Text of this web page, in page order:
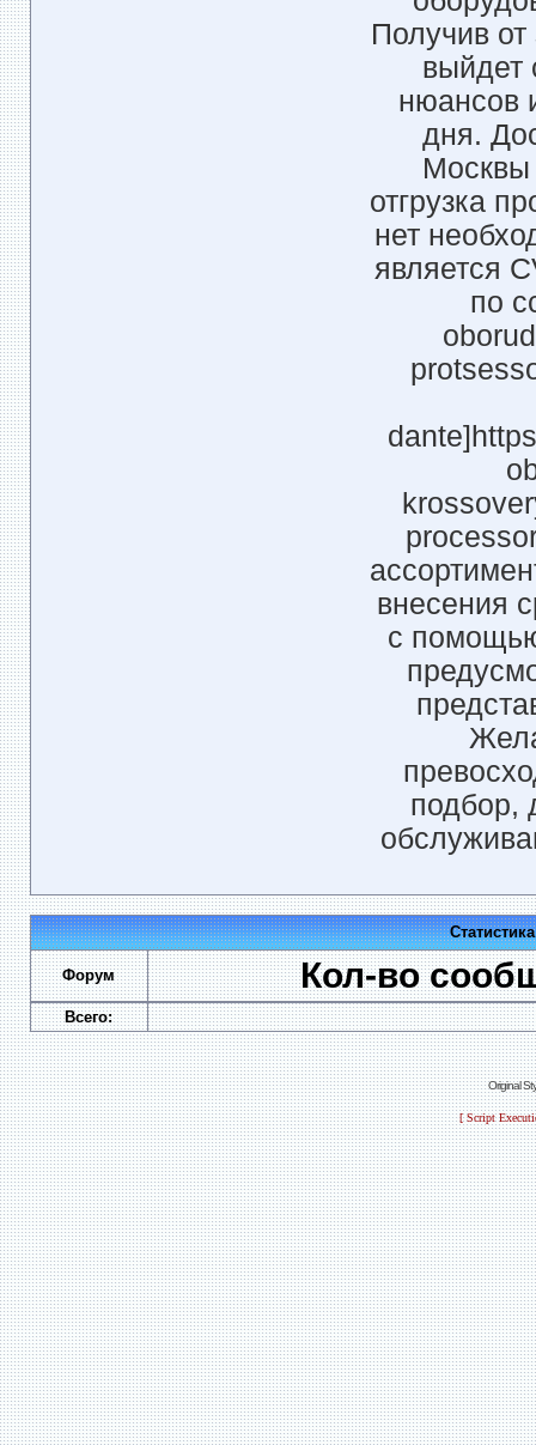
Получив от
выйдет
нюансов
дня.
Москвы
отгрузка
нет
является
по
внесения
с
подбор,
Форум Кол-во
Всего:
Original
[ Script